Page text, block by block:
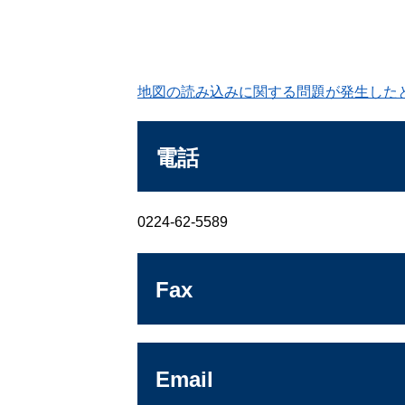
地図の読み込みに関する問題が発生した
電話
0224-62-5589
Fax
Email